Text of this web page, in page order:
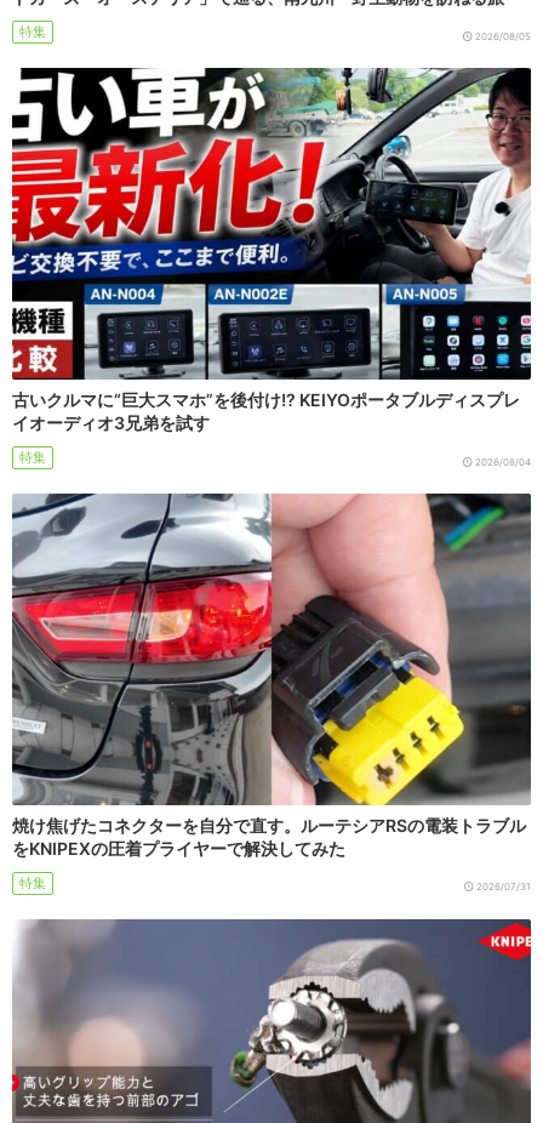
特集 2026/08/05
古いクルマに“巨大スマホ”を後付け!? KEIYOポータブルディスプレ
イオーディオ3兄弟を試す
特集 2026/08/04
焼け焦げたコネクターを自分で直す。ルーテシアRSの電装トラブル
をKNIPEXの圧着プライヤーで解決してみた
特集 2026/07/31